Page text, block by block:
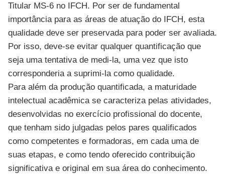
Titular MS-6 no IFCH. Por ser de fundamental
importância para as áreas de atuação do IFCH, esta
qualidade deve ser preservada para poder ser avaliada.
Por isso, deve-se evitar qualquer quantificação que
seja uma tentativa de medi-la, uma vez que isto
corresponderia a suprimi-la como qualidade.
Para além da produção quantificada, a maturidade
intelectual acadêmica se caracteriza pelas atividades,
desenvolvidas no exercício profissional do docente,
que tenham sido julgadas pelos pares qualificados
como competentes e formadoras, em cada uma de
suas etapas, e como tendo oferecido contribuição
significativa e original em sua área do conhecimento.